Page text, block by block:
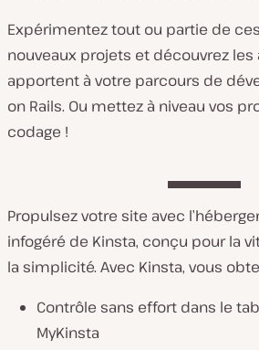
Expérimentez tout ou partie de
nouveaux projets et découvrez les
apportent à votre parcours de
on Rails. Ou mettez à niveau vos
codage !
Propulsez votre site avec
infogéré de Kinsta, conçu pour la
la simplicité. Avec Kinsta, vous
Contrôle sans effort dans le
MyKinsta